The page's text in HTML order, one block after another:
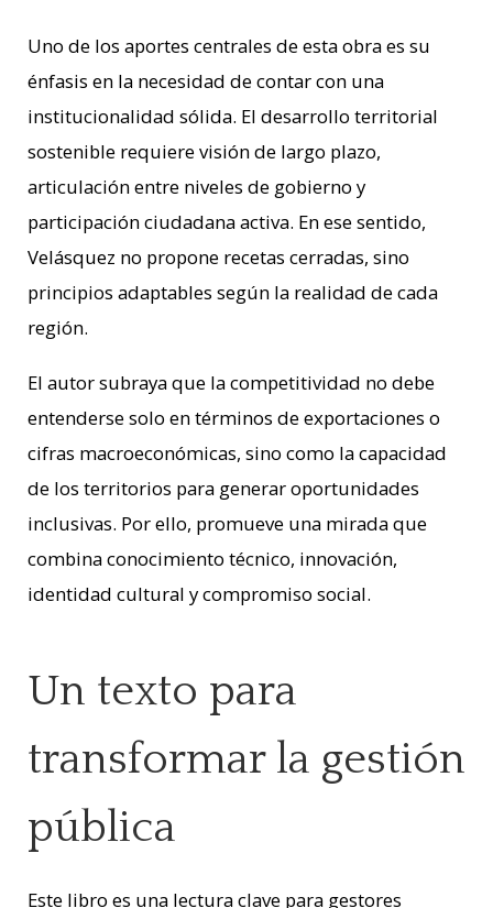
Uno de los aportes centrales de esta obra es su
énfasis en la necesidad de contar con una
institucionalidad sólida. El desarrollo territorial
sostenible requiere visión de largo plazo,
articulación entre niveles de gobierno y
participación ciudadana activa. En ese sentido,
Velásquez no propone recetas cerradas, sino
principios adaptables según la realidad de cada
región.
El autor subraya que la competitividad no debe
entenderse solo en términos de exportaciones o
cifras macroeconómicas, sino como la capacidad
de los territorios para generar oportunidades
inclusivas. Por ello, promueve una mirada que
combina conocimiento técnico, innovación,
identidad cultural y compromiso social.
Un texto para
transformar la gestión
pública
Este libro es una lectura clave para gestores